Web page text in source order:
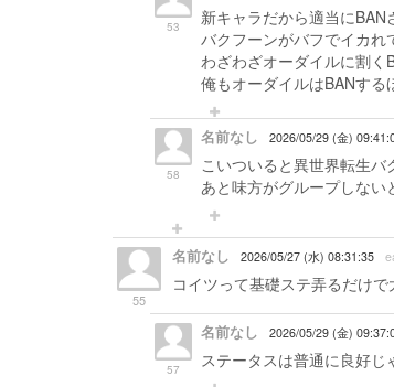
53
新キャラだから適当に
バクフーンがバフでイカれ
わざわざオーダイルに割く
俺もオーダイルはBANす
58
名前なし 2026/05/29 (金)
こいついると異世界転生
あと味方がグループしな
55
名前なし 2026/05/27 (水) 08:31:35
コイツって基礎ステ弄るだけ
57
名前なし 2026/05/29 (金)
ステータスは普通に良好じ